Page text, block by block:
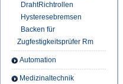
DrahtRichtrollen
Hysteresebremsen
Backen für
Zugfestigkeitsprüfer Rm
Automation
Medizinaltechnik